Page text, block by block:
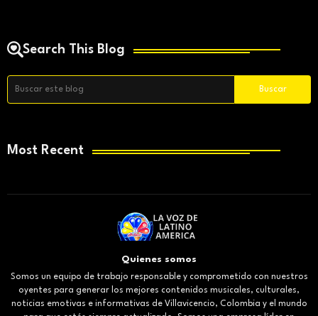
Search This Blog
Most Recent
Quienes somos
Somos un equipo de trabajo responsable y comprometido con nuestros
oyentes para generar los mejores contenidos musicales, culturales,
noticias emotivas e informativas de Villavicencio, Colombia y el mundo